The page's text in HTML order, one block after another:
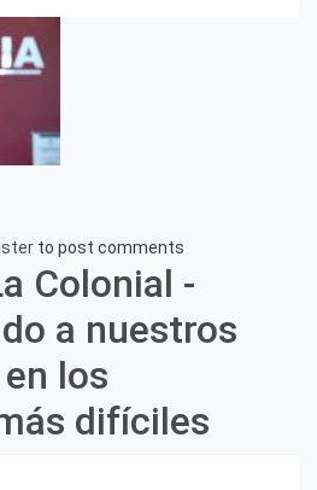
to post comments
Colonial -
a nuestros
los
difíciles